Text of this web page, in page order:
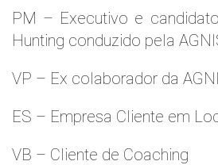
PM – Executivo e
Hunting conduzido pela
VP – Ex colaborador da
ES – Empresa Cliente em
VB – Cliente de Coaching